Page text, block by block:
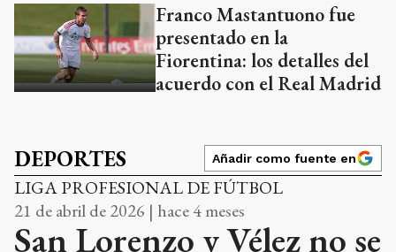
Franco Mastantuono fue
presentado en la
Fiorentina: los detalles del
acuerdo con el Real Madrid
DEPORTES Añadir como fuente en
LIGA PROFESIONAL DE FÚTBOL
21 de abril de 2026 | hace 4 meses
San Lorenzo y Vélez no se